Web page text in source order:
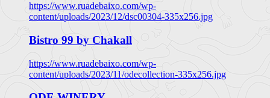
https://www.ruadebaixo.com/wp-
content/uploads/2023/12/dsc00304-335x256.jpg
Bistro 99 by Chakall
https://www.ruadebaixo.com/wp-
content/uploads/2023/11/odecollection-335x256.jpg